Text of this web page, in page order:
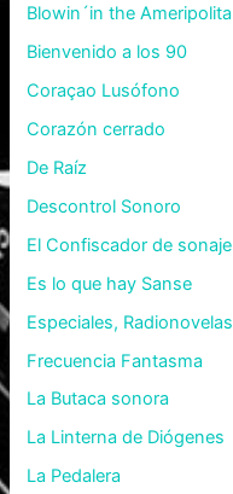
Blowin´in the
Bienvenido a los 90
Coraçao Lusófono
Corazón cerrado
De Raíz
Descontrol Sonoro
El Confiscador de
Es lo que hay Sanse
Especiales,
Frecuencia Fantasma
La Butaca sonora
La Linterna de Diógenes
La Pedalera